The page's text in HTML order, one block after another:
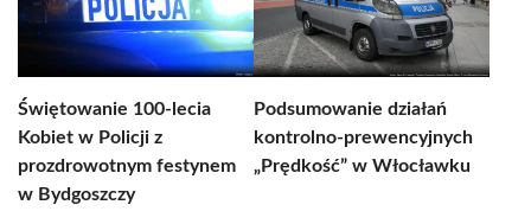
Świętowanie 100-lecia
Kobiet w Policji z
prozdrowotnym festynem
w Bydgoszczy
Podsumowanie działań
kontrolno-prewencyjnych
„Prędkość” w Włocławku